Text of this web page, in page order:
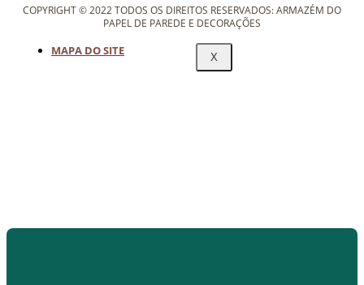
X
COPYRIGHT © 2022 TODOS OS DIREITOS RESERVADOS: ARMAZÉM DO
PAPEL DE PAREDE E DECORAÇÕES
MAPA DO SITE